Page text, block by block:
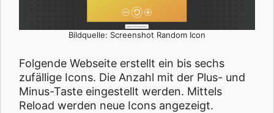
Bildquelle: Screenshot Random Icon
Folgende Webseite erstellt ein bis sechs
zufällige Icons. Die Anzahl mit der Plus- und
Minus-Taste eingestellt werden. Mittels
Reload werden neue Icons angezeigt.